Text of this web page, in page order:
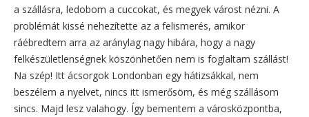
a szállásra, ledobom a cuccokat, és megyek várost nézni. A
problémát kissé nehezítette az a felismerés, amikor
ráébredtem arra az aránylag nagy hibára, hogy a nagy
felkészületlenségnek köszönhetően nem is foglaltam szállást!
Na szép! Itt ácsorgok Londonban egy hátizsákkal, nem
beszélem a nyelvet, nincs itt ismerősöm, és még szállásom
sincs. Majd lesz valahogy. Így bementem a városközpontba,